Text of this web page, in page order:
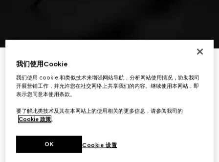
1/6
长方形镜框太阳眼镜
€ 420
相关款式金色调
我们使用Cookie
我们使用 cookie 和类似技术来增强网站导航，分析网站使用情况，协助我司
开展营销工作，并允许您在社交网络上共享我们的内容。继续使用本网站，即
表示您同意本使用条款。
要了解此类技术及其在本网站上的使用相关的更多信息，请参阅我司的
Cookie 政策。
Cookie 设置
OK